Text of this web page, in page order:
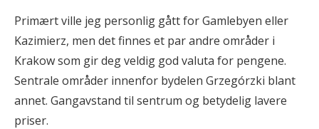
Primært ville jeg personlig gått for Gamlebyen eller
Kazimierz, men det finnes et par andre områder i
Krakow som gir deg veldig god valuta for pengene.
Sentrale områder innenfor bydelen Grzegórzki blant
annet. Gangavstand til sentrum og betydelig lavere
priser.